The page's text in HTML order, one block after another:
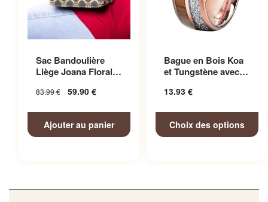
Sac Bandoulière
Liège Joana Floral
83.99€ 59.90 €
Ajouter au panier
Bague en Bois Koa
et Tungstène avec
13.93 €
Choix des options
variations. Les options
peuvent être choisies sur la
page du produit